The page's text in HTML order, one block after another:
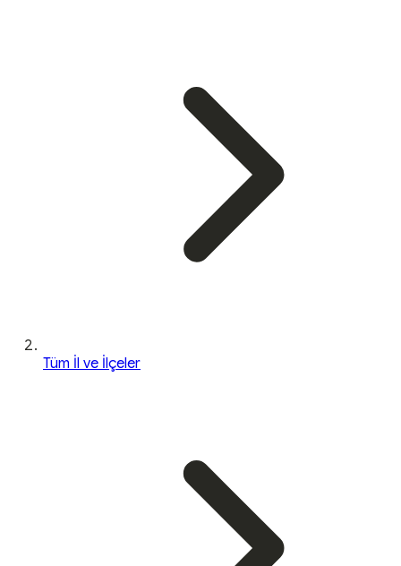
Tüm İl ve İlçeler